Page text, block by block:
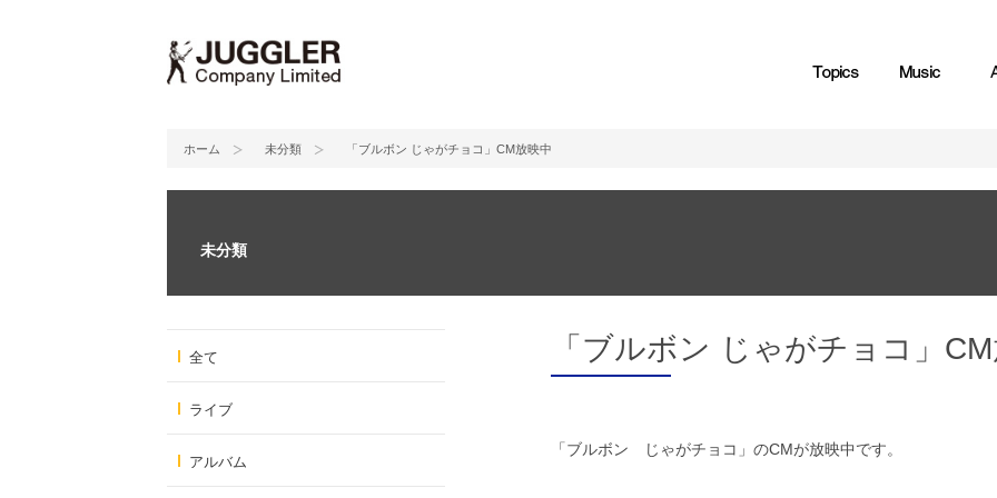
ホーム 未分類 「ブルボン じゃがチョコ」CM放映中
未分類
全て
ライブ
アルバム
「ブルボン じゃがチョコ」
「ブルボン じゃがチョコ」のCMが放映中です。